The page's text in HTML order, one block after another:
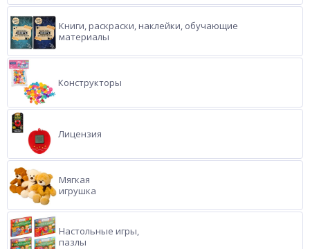
Книги, раскраски, наклейки, обучающие
материалы
Конструкторы
Лицензия
Мягкая
игрушка
Настольные игры,
пазлы